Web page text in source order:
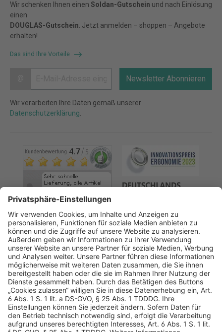
Wir schenken Ihnen einen Soldan-Gutschein und nach Einlösung
einen
DOUGLAS-Gutschein . Jetzt anmelden – shoppen – Angebote
erhalten!
Das sind Ihre Vorteile
Newsletter Abonnieren
Wir verarbeiten Ihre Daten gemäß unserer
Datenschutzerklärung
AGB Datenschutz
Impressum
Sicherheitshinweis
Compliance